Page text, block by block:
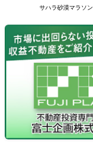
サハラ砂漠マラソン